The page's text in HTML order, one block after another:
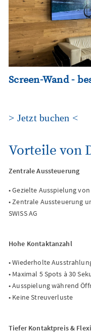
Screen-Wand -
> Jetzt buchen <
Vorteile von
Zentrale Aussteuerung
• Gezielte Ausspielung
• Zentrale Aussteuerung
SWISS AG
Hohe Kontaktanzahl
• Wiederholte
• Maximal 5 Spots à 30
• Ausspielung während
• Keine Streuverluste
Tiefer Kontaktpreis &